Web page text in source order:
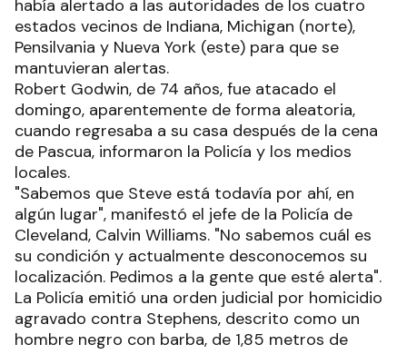
había alertado a las autoridades de los cuatro
estados vecinos de Indiana, Michigan (norte),
Pensilvania y Nueva York (este) para que se
mantuvieran alertas.
Robert Godwin, de 74 años, fue atacado el
domingo, aparentemente de forma aleatoria,
cuando regresaba a su casa después de la cena
de Pascua, informaron la Policía y los medios
locales.
"Sabemos que Steve está todavía por ahí, en
algún lugar", manifestó el jefe de la Policía de
Cleveland, Calvin Williams. "No sabemos cuál es
su condición y actualmente desconocemos su
localización. Pedimos a la gente que esté alerta".
La Policía emitió una orden judicial por homicidio
agravado contra Stephens, descrito como un
hombre negro con barba, de 1,85 metros de